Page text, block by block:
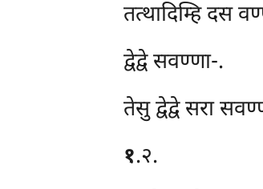
तत्थादिम्हि दस
द्वेद्वे सवण्णा-.
तेसु द्वेद्वे सरा
१.२.